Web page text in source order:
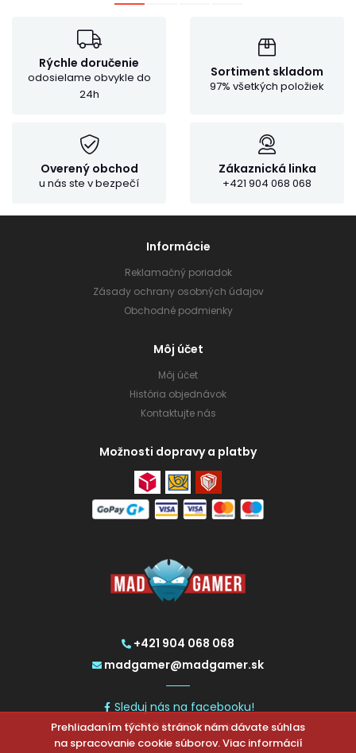
Rýchle doručenie
odosielame obvykle do
24h
Sortiment skladom
97% všetkých položiek
Overený obchod
u nás ste v bezpečí
Zákaznická linka
+421 904 068 068
+421 904 068 068
madgamer@madgamer.sk
Sleduj nás na facebooku!
2026 © MadGamer.sk
Informácie
Reklamačný poriadok
Zásady ochrany osobných údajov
Obchodné podmienky
Môj účet
Môj účet
História objednávok
Kontaktujte nás
Možnosti dopravy a platby
Prehliadaním týchto stránok nám dávate súhlas
na spracovanie cookie súborov. Viac informácií